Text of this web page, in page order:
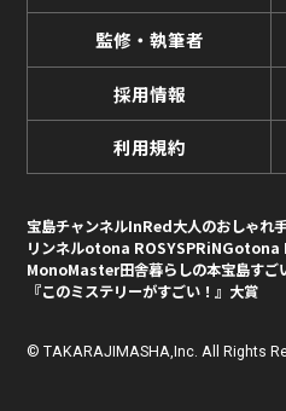
監修・執筆者
採用情報
利用規約
宝島チャンネルInRed大人のおしゃれ
リンネルotona ROSYSPRiNGotona
MonoMaster田舎暮らしの本宝島すご
『このミステリーがすごい！』大賞
© TAKARAJIMASHA,Inc. All Rights